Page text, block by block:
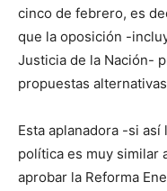
cinco de febrero, es
que la oposición -
Justicia de la Nación-
propuestas
Esta aplanadora -si
política es muy similar
aprobar la Reforma